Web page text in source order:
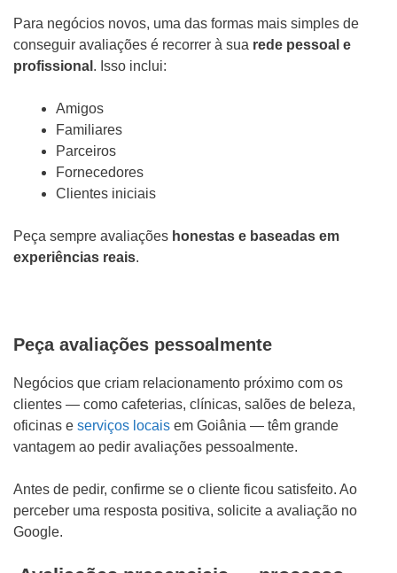
Para negócios novos, uma das formas mais simples de
conseguir avaliações é recorrer à sua rede pessoal e
profissional . Isso inclui:
Amigos
Familiares
Parceiros
Fornecedores
Clientes iniciais
Peça sempre avaliações honestas e baseadas em
experiências reais.
Peça avaliações pessoalmente
Negócios que criam relacionamento próximo com os
clientes — como cafeterias, clínicas, salões de beleza,
oficinas e serviços locais em Goiânia — têm grande
vantagem ao pedir avaliações pessoalmente.
Antes de pedir, confirme se o cliente ficou satisfeito. Ao
perceber uma resposta positiva, solicite a avaliação no
Google.